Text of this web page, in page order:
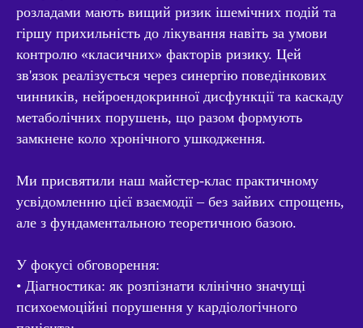
розладами мають вищий ризик ішемічних подій та
гіршу прихильність до лікування навіть за умови
контролю «класичних» факторів ризику. Цей
зв'язок реалізується через синергію поведінкових
чинників, нейроендокринної дисфункції та каскаду
метаболічних порушень, що разом формують
замкнене коло хронічного ушкодження.
Ми присвятили наш майстер-клас практичному
усвідомленню цієї взаємодії – без зайвих спрощень,
але з фундаментальною теоретичною базою.
У фокусі обговорення:
• Діагностика: як розпізнати клінічно значущі
психоемоційні порушення у кардіологічного